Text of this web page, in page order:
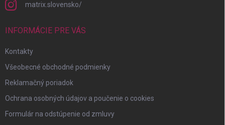
matrix.slovensko/
INFORMÁCIE PRE VÁS
Kontakty
Všeobecné obchodné podmienky
Reklamačný poriadok
Ochrana osobných údajov a poučenie o cookies
Formulár na odstúpenie od zmluvy